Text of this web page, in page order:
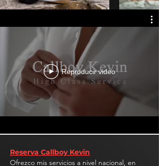
Reproducir video
Reserva Callboy Kevin
Ofrezco mis servicios a nivel nacional, en